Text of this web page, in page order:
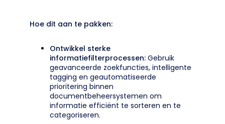
Hoe dit aan te pakken:
Ontwikkel sterke
informatiefilterprocessen: Gebruik
geavanceerde zoekfuncties, intelligente
tagging en geautomatiseerde
prioritering binnen
documentbeheersystemen om
informatie efficiënt te sorteren en te
categoriseren.